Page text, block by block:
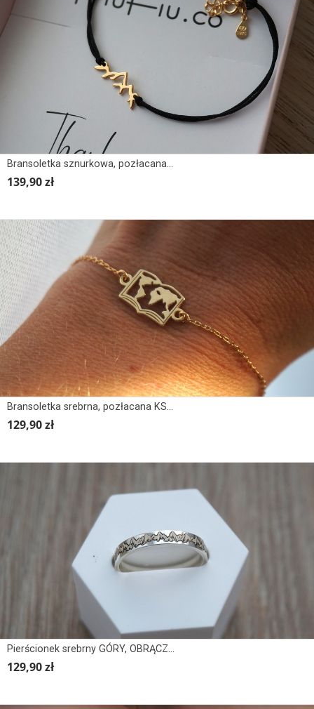
Bransoletka sznurkowa, pozłacana GÓRY
139,90 zł
Bransoletka srebrna, pozłacana KSIĄŻKA PODRÓŻNIKA, MAPA
129,90 zł
Pierścionek srebrny GÓRY, OBRĄCZKA
129,90 zł